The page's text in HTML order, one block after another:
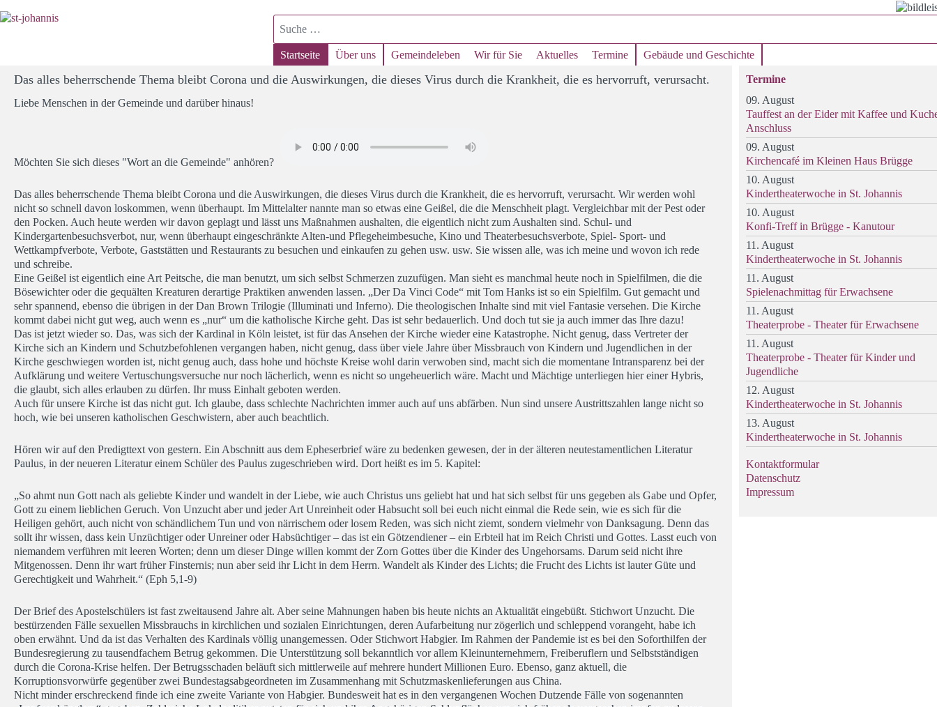
Suchen
Startseite Über uns Gemeindeleben Wir für Sie Aktuelles Termine Gebäude und Geschichte
Das alles beherrschende Thema bleibt Corona und die Auswirkungen, die dieses Virus durch die Krankheit, die es hervorruft, verursacht.
Liebe Menschen in der Gemeinde und darüber hinaus!
Möchten Sie sich dieses "Wort an die Gemeinde" anhören?
Das alles beherrschende Thema bleibt Corona und die Auswirkungen, die dieses Virus durch die Krankheit, die es hervorruft, verursacht. Wir werden wohl
nicht so schnell davon loskommen, wenn überhaupt. Im Mittelalter nannte man so etwas eine Geißel, die die Menschheit plagt. Vergleichbar mit der Pest oder
den Pocken. Auch heute werden wir davon geplagt und lässt uns Maßnahmen aushalten, die eigentlich nicht zum Aushalten sind. Schul- und
Kindergartenbesuchsverbot, nur, wenn überhaupt eingeschränkte Alten-und Pflegeheimbesuche, Kino und Theaterbesuchsverbote, Spiel- Sport- und
Wettkampfverbote, Verbote, Gaststätten und Restaurants zu besuchen und einkaufen zu gehen usw. usw. Sie wissen alle, was ich meine und wovon ich rede
und schreibe.
Eine Geißel ist eigentlich eine Art Peitsche, die man benutzt, um sich selbst Schmerzen zuzufügen. Man sieht es manchmal heute noch in Spielfilmen, die die
Bösewichter oder die gequälten Kreaturen derartige Praktiken anwenden lassen. „Der Da Vinci Code“ mit Tom Hanks ist so ein Spielfilm. Gut gemacht und
sehr spannend, ebenso die übrigen in der Dan Brown Trilogie (Illuminati und Inferno). Die theologischen Inhalte sind mit viel Fantasie versehen. Die Kirche
kommt dabei nicht gut weg, auch wenn es „nur“ um die katholische Kirche geht. Das ist sehr bedauerlich. Und doch tut sie ja auch immer das Ihre dazu!
Das ist jetzt wieder so. Das, was sich der Kardinal in Köln leistet, ist für das Ansehen der Kirche wieder eine Katastrophe. Nicht genug, dass Vertreter der
Kirche sich an Kindern und Schutzbefohlenen vergangen haben, nicht genug, dass über viele Jahre über Missbrauch von Kindern und Jugendlichen in der
Kirche geschwiegen worden ist, nicht genug auch, dass hohe und höchste Kreise wohl darin verwoben sind, macht sich die momentane Intransparenz bei der
Aufklärung und weitere Vertuschungsversuche nur noch lächerlich, wenn es nicht so ungeheuerlich wäre. Macht und Mächtige unterliegen hier einer Hybris,
die glaubt, sich alles erlauben zu dürfen. Ihr muss Einhalt geboten werden.
Auch für unsere Kirche ist das nicht gut. Ich glaube, dass schlechte Nachrichten immer auch auf uns abfärben. Nun sind unsere Austrittszahlen lange nicht so
hoch, wie bei unseren katholischen Geschwistern, aber auch beachtlich.
Hören wir auf den Predigttext von gestern. Ein Abschnitt aus dem Epheserbrief wäre zu bedenken gewesen, der in der älteren neutestamentlichen Literatur
Paulus, in der neueren Literatur einem Schüler des Paulus zugeschrieben wird. Dort heißt es im 5. Kapitel:
„So ahmt nun Gott nach als geliebte Kinder und wandelt in der Liebe, wie auch Christus uns geliebt hat und hat sich selbst für uns gegeben als Gabe und Opfer,
Gott zu einem lieblichen Geruch. Von Unzucht aber und jeder Art Unreinheit oder Habsucht soll bei euch nicht einmal die Rede sein, wie es sich für die
Heiligen gehört, auch nicht von schändlichem Tun und von närrischem oder losem Reden, was sich nicht ziemt, sondern vielmehr von Danksagung. Denn das
sollt ihr wissen, dass kein Unzüchtiger oder Unreiner oder Habsüchtiger – das ist ein Götzendiener – ein Erbteil hat im Reich Christi und Gottes. Lasst euch von
niemandem verführen mit leeren Worten; denn um dieser Dinge willen kommt der Zorn Gottes über die Kinder des Ungehorsams. Darum seid nicht ihre
Mitgenossen. Denn ihr wart früher Finsternis; nun aber seid ihr Licht in dem Herrn. Wandelt als Kinder des Lichts; die Frucht des Lichts ist lauter Güte und
Gerechtigkeit und Wahrheit.“ (Eph 5,1-9)
Der Brief des Apostelschülers ist fast zweitausend Jahre alt. Aber seine Mahnungen haben bis heute nichts an Aktualität eingebüßt. Stichwort Unzucht. Die
bestürzenden Fälle sexuellen Missbrauchs in kirchlichen und sozialen Einrichtungen, deren Aufarbeitung nur zögerlich und schleppend vorangeht, habe ich
oben erwähnt. Und da ist das Verhalten des Kardinals völlig unangemessen. Oder Stichwort Habgier. Im Rahmen der Pandemie ist es bei den Soforthilfen der
Bundesregierung zu tausendfachem Betrug gekommen. Die Unterstützung soll bekanntlich vor allem Kleinunternehmern, Freiberuflern und Selbstständigen
durch die Corona-Krise helfen. Der Betrugsschaden beläuft sich mittlerweile auf mehrere hundert Millionen Euro. Ebenso, ganz aktuell, die
Korruptionsvorwürfe gegenüber zwei Bundestagsabgeordneten im Zusammenhang mit Schutzmaskenlieferungen aus China.
Nicht minder erschreckend finde ich eine zweite Variante von Habgier. Bundesweit hat es in den vergangenen Wochen Dutzende Fälle von sogenannten
Termine
09. August
Tauffest an der Eider mit Kaffee und
Anschluss
09. August
Kirchencafé im Kleinen Haus Brügge
10. August
Kindertheaterwoche in St. Johannis
10. August
Konfi-Treff in Brügge - Kanutour
11. August
Kindertheaterwoche in St. Johannis
11. August
Spielenachmittag für Erwachsene
11. August
Theaterprobe - Theater für Erwachsene
11. August
Theaterprobe - Theater für Kinder und
Jugendliche
12. August
Kindertheaterwoche in St. Johannis
13. August
Kindertheaterwoche in St. Johannis
Kontaktformular
Datenschutz
Impressum